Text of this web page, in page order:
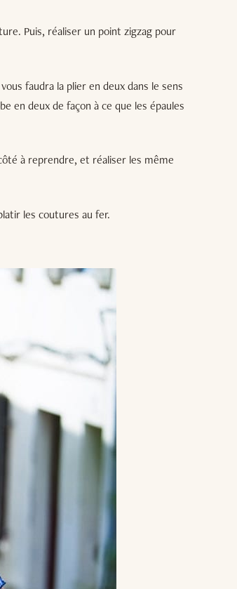
Puis, réaliser un point zigzag pour
faudra la plier en deux dans le sens
en deux de façon à ce que les épaules
à reprendre, et réaliser les même
les coutures au fer.